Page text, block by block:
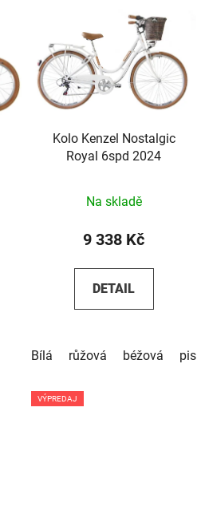
Kolo Kenzel Nostalgic
Royal 6spd 2024
Na skladě
9 338 Kč
DETAIL
Bílá růžová béžová
VÝPREDAJ